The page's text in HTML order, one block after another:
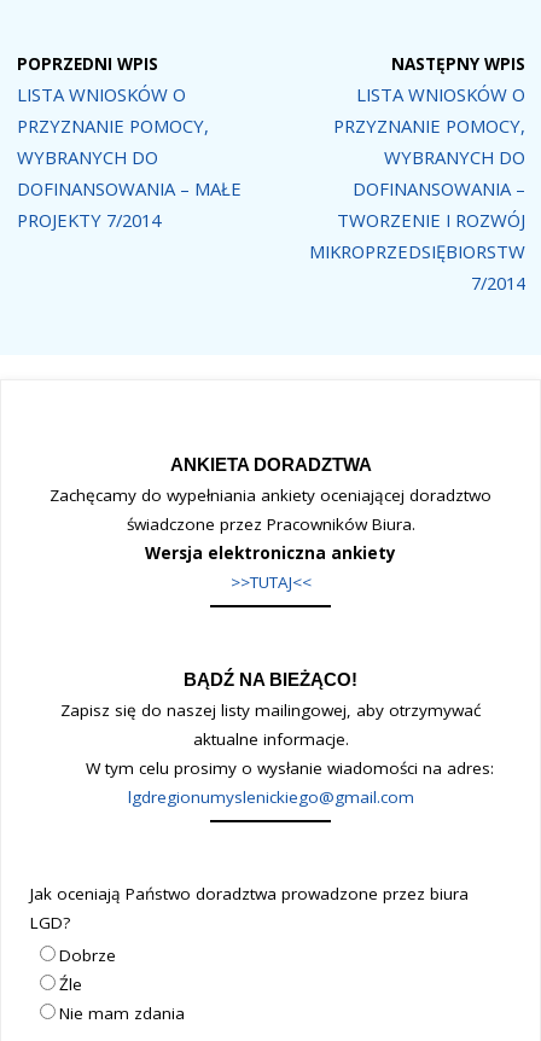
POPRZEDNI WPIS
LISTA WNIOSKÓW O
PRZYZNANIE POMOCY,
WYBRANYCH DO
DOFINANSOWANIA – MAŁE
PROJEKTY 7/2014
NASTĘPNY WPIS
LISTA WNIOSKÓW O
PRZYZNANIE POMOCY,
WYBRANYCH DO
DOFINANSOWANIA –
TWORZENIE I ROZWÓJ
MIKROPRZEDSIĘBIORSTW
7/2014
ANKIETA DORADZTWA
Zachęcamy do wypełniania ankiety oceniającej doradztwo
świadczone przez Pracowników Biura.
Wersja elektroniczna ankiety
>>TUTAJ<<
BĄDŹ NA BIEŻĄCO!
Zapisz się do naszej listy mailingowej, aby otrzymywać
aktualne informacje.
W tym celu prosimy o wysłanie wiadomości na adres:
lgdregionumyslenickiego@gmail.com
Jak oceniają Państwo doradztwa prowadzone przez biura
LGD?
Dobrze
Źle
Nie mam zdania